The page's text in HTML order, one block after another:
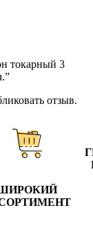
токарный 3
отзыв.